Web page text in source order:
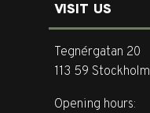
VISIT US
Tegnérgatan 20
113 59 Stockholm
Opening hours: